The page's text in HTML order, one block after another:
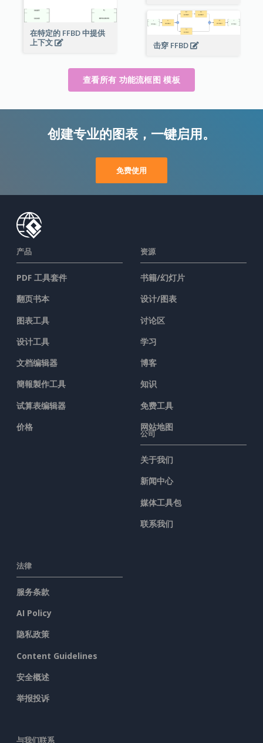
在特定的 FFBD 中提供
上下文
击穿 FFBD
查看所有 功能流框图 模板
创建专业的图表，一键启用。
免费使用
产品
PDF 工具套件
翻页书本
图表工具
设计工具
文档编辑器
簡報製作工具
试算表编辑器
价格
资源
书籍/幻灯片
设计/图表
讨论区
学习
博客
知识
免费工具
网站地图
公司
关于我们
新闻中心
媒体工具包
联系我们
法律
服务条款
AI Policy
隐私政策
Content Guidelines
安全概述
举报投诉
与我们联系